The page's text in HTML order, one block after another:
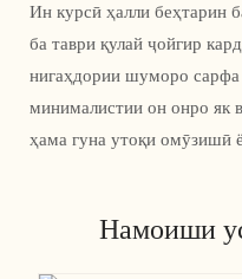
Ин курсӣ ҳалли беҳтарин
ба таври қулай ҷойгир
нигаҳдории шуморо
минималистии он онро як
ҳама гуна утоқи омӯзишӣ
Намоиши